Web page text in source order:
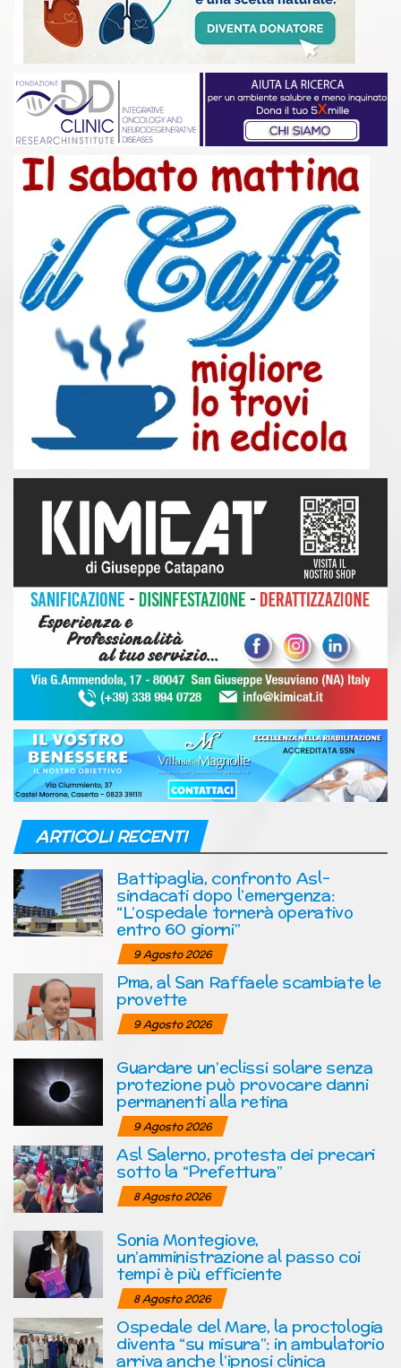
ARTICOLI RECENTI
Battipaglia, confronto Asl-
sindacati dopo l’emergenza:
“L’ospedale tornerà operativo
entro 60 giorni”
9 Agosto 2026
Pma, al San Raffaele scambiate le
provette
9 Agosto 2026
Guardare un’eclissi solare senza
protezione può provocare danni
permanenti alla retina
9 Agosto 2026
Asl Salerno, protesta dei precari
sotto la “Prefettura”
8 Agosto 2026
Sonia Montegiove,
un’amministrazione al passo coi
tempi è più efficiente
8 Agosto 2026
Ospedale del Mare, la proctologia
diventa “su misura”: in ambulatorio
arriva anche l’ipnosi clinica